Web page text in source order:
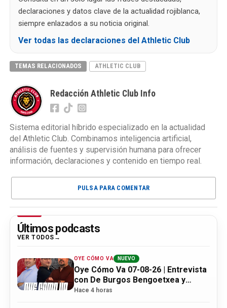
declaraciones y datos clave de la actualidad rojiblanca,
siempre enlazados a su noticia original.
Ver todas las declaraciones del Athletic Club
TEMAS RELACIONADOS ATHLETIC CLUB
Redacción Athletic Club Info
Sistema editorial híbrido especializado en la actualidad
del Athletic Club. Combinamos inteligencia artificial,
análisis de fuentes y supervisión humana para ofrecer
información, declaraciones y contenido en tiempo real.
PULSA PARA COMENTAR
Últimos podcasts
VER TODOS
OYE CÓMO VA NUEVO
Oye Cómo Va 07-08-26 | Entrevista
con De Burgos Bengoetxea y
actualidad Athletic
Hace 4 horas